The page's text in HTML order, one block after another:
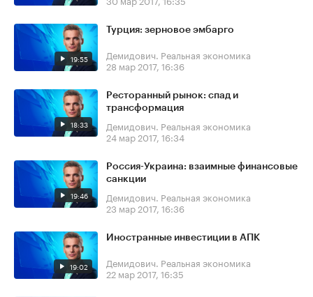
19:55
Турция: зерновое эмбарго
Демидович. Реальная экономика
28 мар 2017, 16:36
18:33
Ресторанный рынок: спад и
трансформация
Демидович. Реальная экономика
24 мар 2017, 16:34
19:46
Россия-Украина: взаимные финансовые
санкции
Демидович. Реальная экономика
23 мар 2017, 16:36
19:02
Иностранные инвестиции в АПК
Демидович. Реальная экономика
22 мар 2017, 16:35